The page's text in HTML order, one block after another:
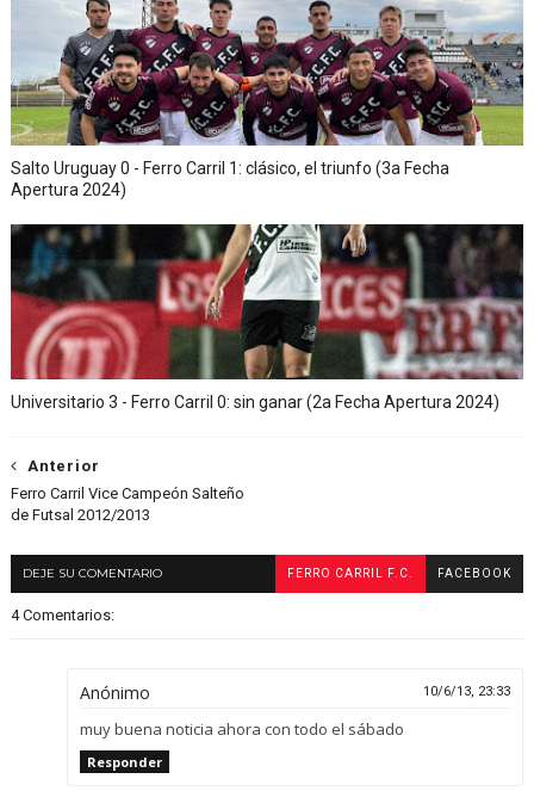
Salto Uruguay 0 - Ferro Carril 1: clásico, el triunfo (3a Fecha
Apertura 2024)
Universitario 3 - Ferro Carril 0: sin ganar (2a Fecha Apertura 2024)
Anterior
Ferro Carril Vice Campeón Salteño
de Futsal 2012/2013
DEJE SU COMENTARIO FERRO CARRIL F.C. FACEBOOK
4 Comentarios:
Anónimo 10/6/13, 23:33
muy buena noticia ahora con todo el sábado
Responder